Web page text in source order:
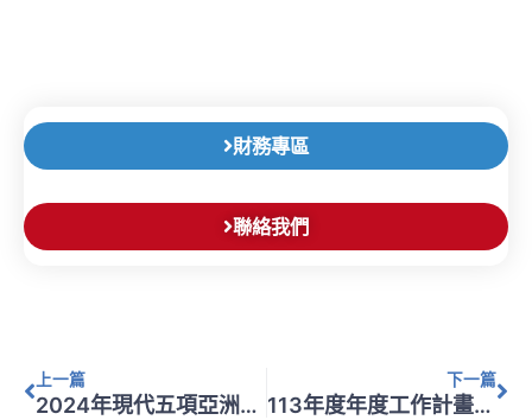
財務專區
聯絡我們
上一篇
2024年現代五項亞洲錦標賽機票採購案
下一篇
113年度年度工作計畫經費總表及年度行事曆